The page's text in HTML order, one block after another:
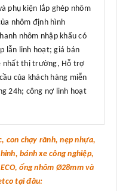
phụ kiện lắp ghép nhôm
nhôm định hình
nhôm nhập khẩu có
lẫn linh hoạt; giá bán
nhất thị trường, Hỗ trợ
của khách hàng miễn
24h; công nợ linh hoạt
con chạy rãnh, nẹp nhựa,
bánh xe công nghiệp,
ống nhôm Ø28mm và
tại đâu: